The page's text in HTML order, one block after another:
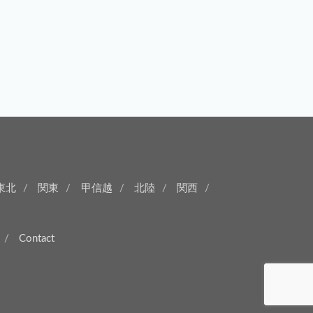
北 関東 甲信越 北陸
関西
Contact